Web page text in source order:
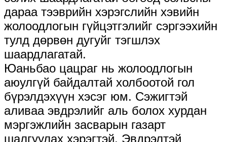
дараа тээврийн хэрэгслийн хэвийн
жолоодлогын гүйцэтгэлийг сэргээхийн
тулд дөрвөн дугуйг тэгшлэх
шаардлагатай.
Юаньбао цацраг нь жолоодлогын
аюулгүй байдалтай холбоотой гол
бүрэлдэхүүн хэсэг юм. Сэжигтэй
аливаа эвдрэлийг аль болох хурдан
мэргэжлийн засварын газарт
шалгуулах хэрэгтэй. Эвдрэлтэй